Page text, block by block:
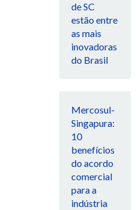
de SC
estão entre
as mais
inovadoras
do Brasil
Mercosul-
Singapura:
10
benefícios
do acordo
comercial
para a
indústria